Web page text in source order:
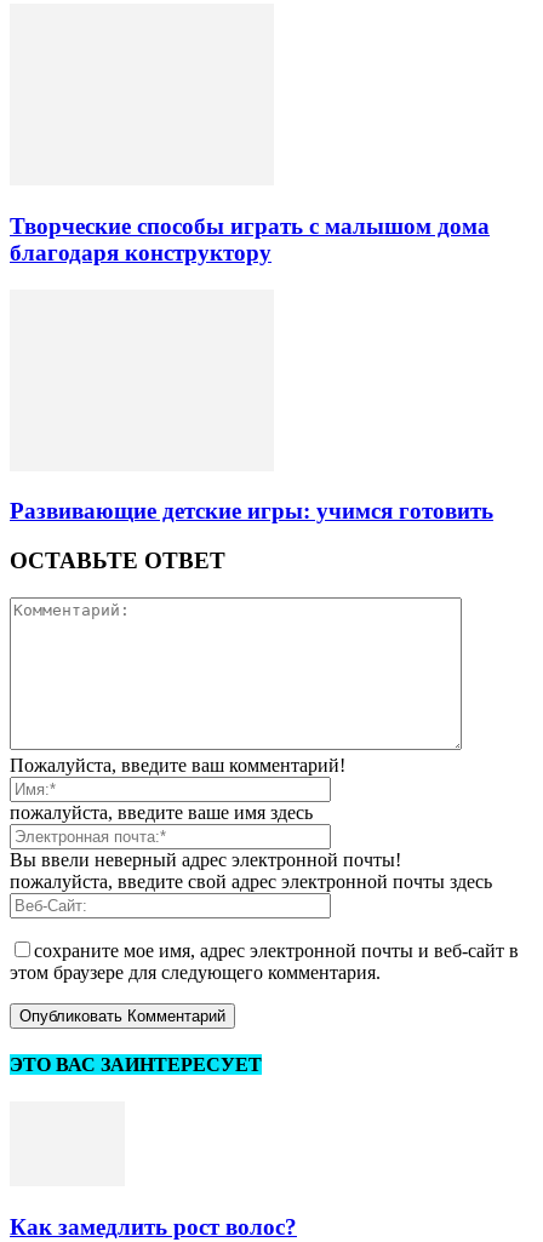
Творческие способы играть с малышом дома
благодаря конструктору
Развивающие детские игры: учимся готовить
ОСТАВЬТЕ ОТВЕТ
Пожалуйста, введите ваш комментарий!
пожалуйста, введите ваше имя здесь
Вы ввели неверный адрес электронной почты!
пожалуйста, введите свой адрес электронной почты здесь
сохраните мое имя, адрес электронной почты и веб-сайт в
этом браузере для следующего комментария.
ЭТО ВАС ЗАИНТЕРЕСУЕТ
Как замедлить рост волос?